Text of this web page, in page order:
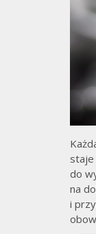
staje
do
na
i